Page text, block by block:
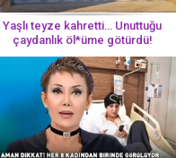
Yaşlı teyze kahretti… Unuttuğu
çaydanlık öl*üme götürdü!